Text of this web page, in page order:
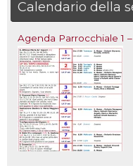
Calendario della
Agenda Parrocchiale 1